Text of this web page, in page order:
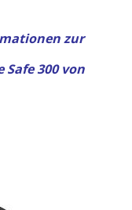
zur
Safe 300 von